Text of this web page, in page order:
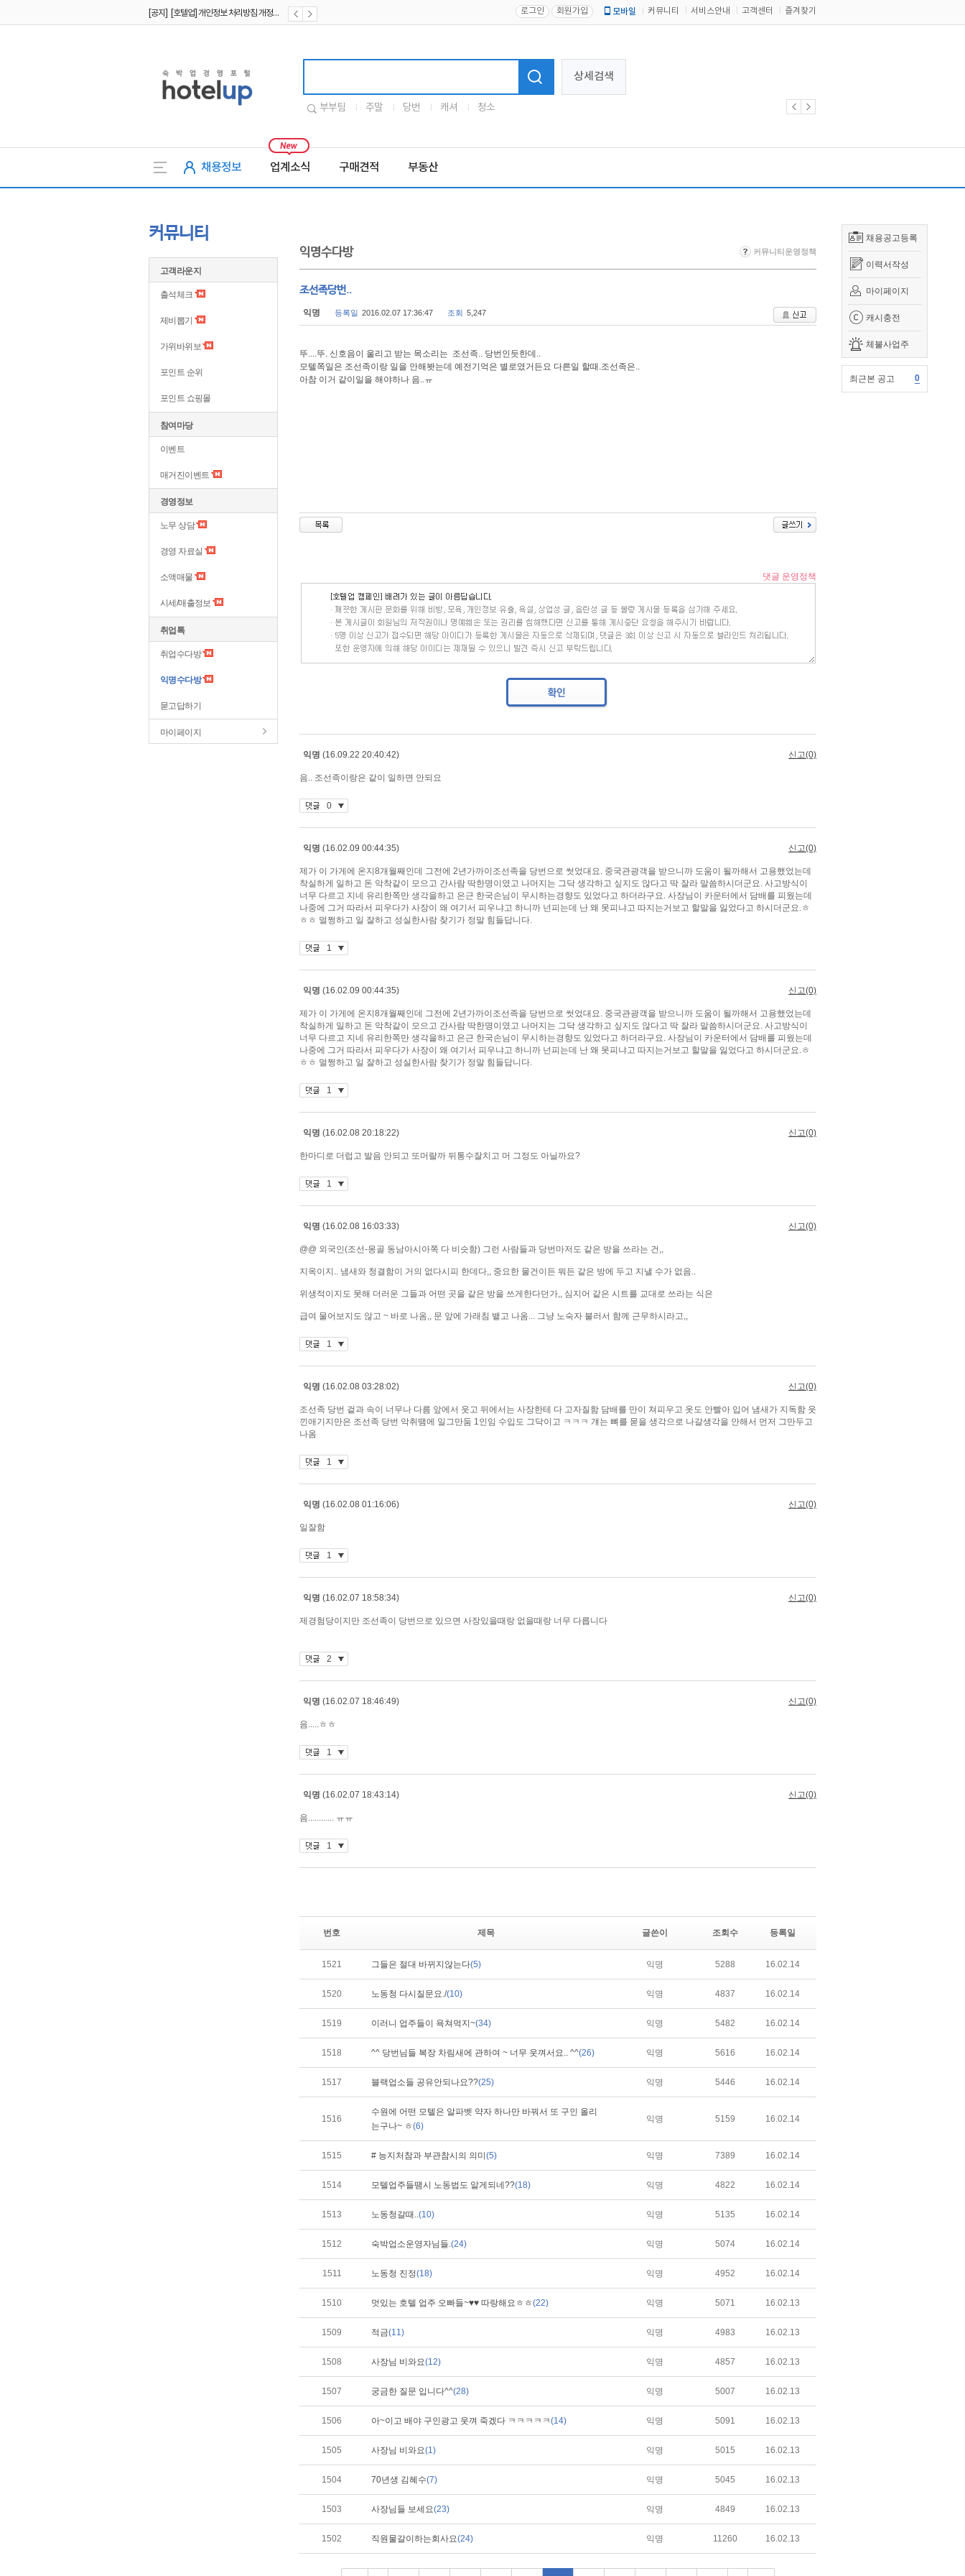
[공지] [호텔업] 개인정보 처리방침 개정본2 (19.09.02) 로그인 회원가입 모바일 커뮤니티 서비스안내 고객센터 즐겨찾기
상세검색
부부팀 주말 당번 캐셔 청소
채용정보 업계소식 구매견적 부동산
채용공고등록
이력서작성
마이페이지
캐시충전
체불사업주
최근본 공고 0
커뮤니티
고객라운지
출석체크
제비뽑기
가위바위보
포인트 순위
포인트 쇼핑몰
참여마당
이벤트
매거진이벤트
경영정보
노무 상담
경영 자료실
소액매물
시세/매출정보
취업톡
취업수다방
익명수다방
묻고답하기
마이페이지
익명수다방 커뮤니티운영정책
조선족당번..
익명 등록일 2016.02.07 17:36:47 조회 5,247
뚜....뚜. 신호음이 울리고 받는 목소리는 조선족.. 당번인듯한데..
모텔쪽일은 조선족이랑 일을 안해봣는데 예전기억은 별로였거든요 다른일 할때.조선족은..
아참 이거 같이일을 해야하나 음..ㅠ
번호 제목 글쓴이 조회수 등록일
1521 그들은 절대 바뀌지않는다(5) 익명 5288 16.02.14
1520 노동청 다시질문요./(10) 익명 4837 16.02.14
1519 이러니 업주들이 욕쳐먹지~(34) 익명 5482 16.02.14
1518 ^^ 당번님들 복장 차림새에 관하여 ~ 너무 웃껴서요.. ^^(26) 익명 5616 16.02.14
1517 블랙업소들 공유안되나요??(25) 익명 5446 16.02.14
1516
수원에 어떤 모텔은 알파벳 약자 하나만 바꿔서 또 구인 올리
는구나~ ㅎ(6)
익명 5159 16.02.14
1515 # 능지처참과 부관참시의 의미 (5) 익명 7389 16.02.14
1514 모텔업주들땜시 노동법도 알게되네??(18) 익명 4822 16.02.14
1513 노동청갈때..(10) 익명 5135 16.02.14
1512 숙박업소운영자님들.(24) 익명 5074 16.02.14
1511 노동청 진정(18) 익명 4952 16.02.14
1510 멋있는 호텔 업주 오빠들~♥♥ 따랑해요ㅎㅎ(22) 익명 5071 16.02.13
1509 적금(11) 익명 4983 16.02.13
1508 사장님 비와요(12) 익명 4857 16.02.13
1507 궁금한 질문 입니다^^(28) 익명 5007 16.02.13
1506 아~이고 배야 구인광고 웃껴 죽겠다 ㅋㅋㅋㅋㅋ(14) 익명 5091 16.02.13
1505 사장님 비와요(1) 익명 5015 16.02.13
1504 70년생 김혜수(7) 익명 5045 16.02.13
1503 사장님들 보세요(23) 익명 4849 16.02.13
1502 직원물갈이하는회사요(24) 익명 11260 16.02.13